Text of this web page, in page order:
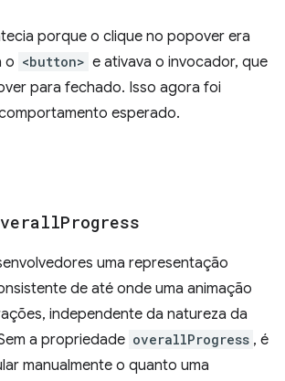
porque o clique no popover era
o <button> e ativava o invocador, que
para fechado. Isso agora foi
esperado.
Progress
uma representação
de até onde uma animação
independente da natureza da
a propriedade overallProgress , é
manualmente o quanto uma